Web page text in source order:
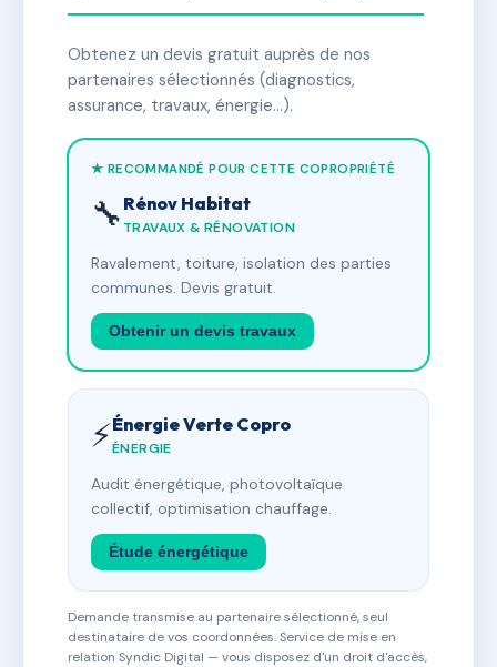
Obtenez un devis gratuit auprès de nos
partenaires sélectionnés (diagnostics,
assurance, travaux, énergie…).
★ RECOMMANDÉ POUR CETTE COPROPRIÉTÉ
🔧 Rénov Habitat
TRAVAUX & RÉNOVATION
Ravalement, toiture, isolation des parties
communes. Devis gratuit.
Obtenir un devis travaux
⚡Énergie Verte Copro
ÉNERGIE
Audit énergétique, photovoltaïque
collectif, optimisation chauffage.
Étude énergétique
Demande transmise au partenaire sélectionné, seul
destinataire de vos coordonnées. Service de mise en
relation Syndic Digital — vous disposez d'un droit d'accès,